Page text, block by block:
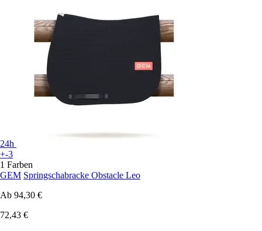
24h
+-3
1 Farben
GEM Springschabracke Obstacle Leo
Ab 94,30 €
72,43 €